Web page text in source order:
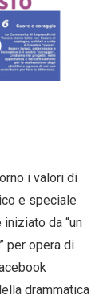
i valori di
e speciale
da “un
per opera di
drammatica